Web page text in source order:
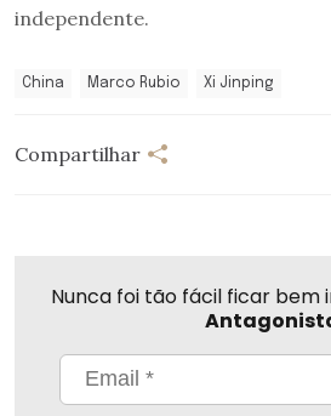
independente.
China Marco Rubio Xi Jinping
Compartilhar
Nunca foi tão fácil ficar bem